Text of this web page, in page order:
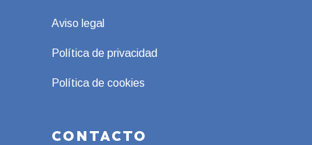
Aviso legal
Política de privacidad
Política de cookies
CONTACTO